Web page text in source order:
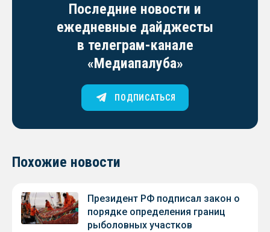
Последние новости и
ежедневные дайджесты
в телеграм-канале
«Медиапалуба»
ПОДПИСАТЬСЯ
Похожие новости
Президент РФ подписал закон о
порядке определения границ
рыболовных участков